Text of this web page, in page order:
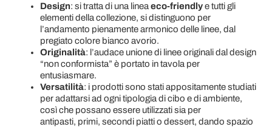
Design: si tratta di una linea eco-friendlye tutti gli
elementi della collezione, si distinguono per
l’andamento pienamente armonico delle linee, dal
pregiato colore bianco avorio.
Originalità: l’audace unione di linee originali dal design
“non conformista” è portato in tavola per
entusiasmare.
Versatilità: i prodotti sono stati appositamente studiati
per adattarsi ad ogni tipologia di cibo e di ambiente,
così che possano essere utilizzati sia per
antipasti, primi, secondi piatti o dessert, dando spazio